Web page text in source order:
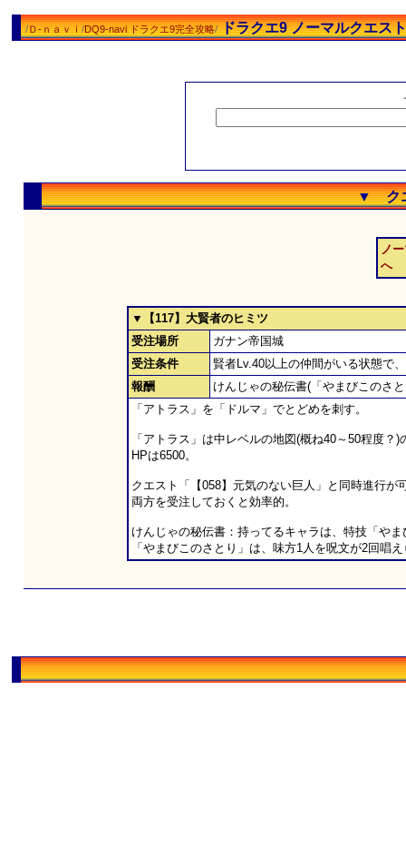
/Ｄ-ｎａｖｉ/DQ9-navi ドラクエ9完全攻略/ドラクエ9 ノーマルクエス
▼ ク
ノ
へ
▼【117】大賢者のヒミツ
受注場所
ガナン帝国城
受注条件
賢者Lv.40以上の仲間がいる状態で
報酬
けんじゃの秘伝書(「やまびこのさ
「アトラス」を「ドルマ」でとどめを刺す。
「アトラス」は中レベルの地図(概ね40～50程度？
HPは6500。
クエスト「【058】元気のない巨人」と同時進行が
両方を受注しておくと効率的。
けんじゃの秘伝書：持ってるキャラは、特技「や
「やまびこのさとり」は、味方1人を呪文が2回唱